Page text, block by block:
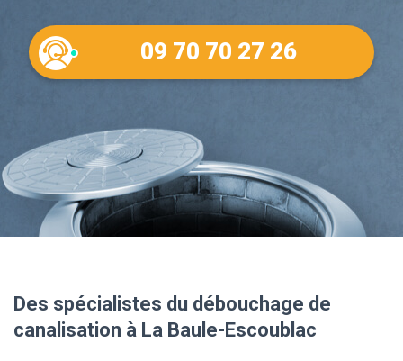
09 70 70 27 26
Des spécialistes du débouchage de
canalisation à La Baule-Escoublac